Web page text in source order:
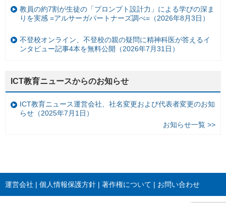
教員の約7割が生徒の「プロンプト設計力」による学びの深ま
りを実感 =アルサーガパートナーズ調べ=（2026年8月3日）
不登校オンライン、不登校の親の疑問に精神科医が答えるイ
ンタビュー記事4本を無料公開（2026年7月31日）
ICT教育ニュースからのお知らせ
ICT教育ニュース運営会社、社名変更および代表者変更のお知
らせ（2025年7月1日）
お知らせ一覧 >>
運営会社 個人情報保護方針 著作権について お問い合わせ